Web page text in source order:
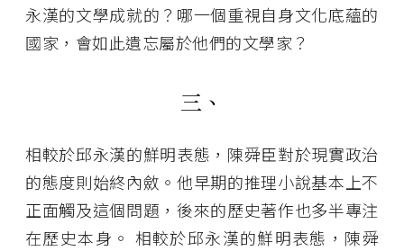
永漢的文學成就的？哪一個重視自身文化底蘊的
國家，會如此遺忘屬於他們的文學家？
三、
相較於邱永漢的鮮明表態，陳舜臣對於現實政治
的態度則始終內斂。他早期的推理小說基本上不
正面觸及這個問題，後來的歷史著作也多半專注
在歷史本身。 相較於邱永漢的鮮明表態，陳舜